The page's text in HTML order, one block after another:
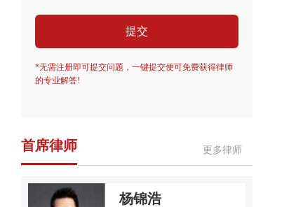
提交
*无需注册即可提交问题，一键提交便可免费获得律师
的专业解答!
首席律师 更多律师
杨锦浩